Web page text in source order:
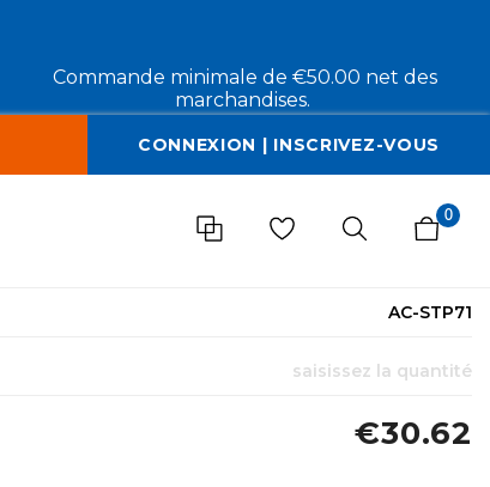
Commande minimale de €50.00 net des
marchandises.
CONNEXION | INSCRIVEZ-VOUS
0
AC-STP71
saisissez la quantité
€30.62